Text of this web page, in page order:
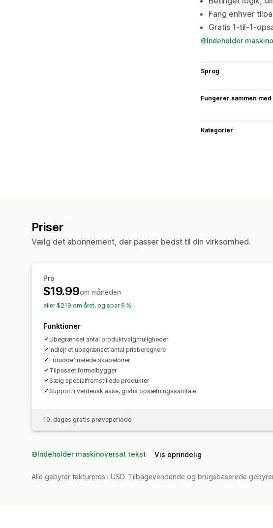
Fang enhver
Gratis 1-til-1-
Indeholder
Sprog
Fungerer sammen med
Kategorier
Priser
Vælg det abonnement, der passer bedst til din virksomhed.
Pro
$19.99om måneden
eller $219 om året, og spar 9 %
Funktioner
Ubegrænset antal produktvalgmuligheder
Indlejr et ubegrænset antal prisberegnere
Foruddefinerede skabeloner
Tilpasset formelbygger
Sælg specialfremstillede produkter
Support i verdensklasse, gratis opsætningssamtale
10-dages gratis prøveperiode
Indeholder maskinoversat tekst Vis oprindelig
Alle gebyrer faktureres i USD. Tilbagevendende og brugsbaserede